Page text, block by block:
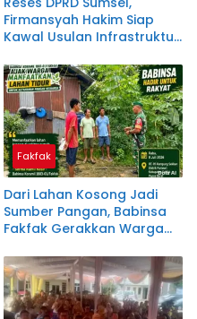
Firmansyah Hakim Siap
Kawal Usulan Infrastruktur
Ulu I
Fakfak
Dari Lahan Kosong Jadi
Sumber Pangan, Babinsa
Fakfak Gerakkan Warga